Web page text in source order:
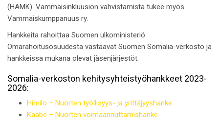
(HAMK). Vammaisinkluusion vahvistamista tukee myös
Vammaiskumppanuus ry.
Hankkeita rahoittaa Suomen ulkoministeriö.
Omarahoitusosuudesta vastaavat Suomen Somalia-verkosto ja
hankkeissa mukana olevat jäsenjärjestöt.
Somalia-verkoston kehitysyhteistyöhankkeet 2023-
2026:
Himilo – Nuorten työllisyys- ja yrittäjyyshanke
Kaabe – Nuorten voimaannuttamishanke